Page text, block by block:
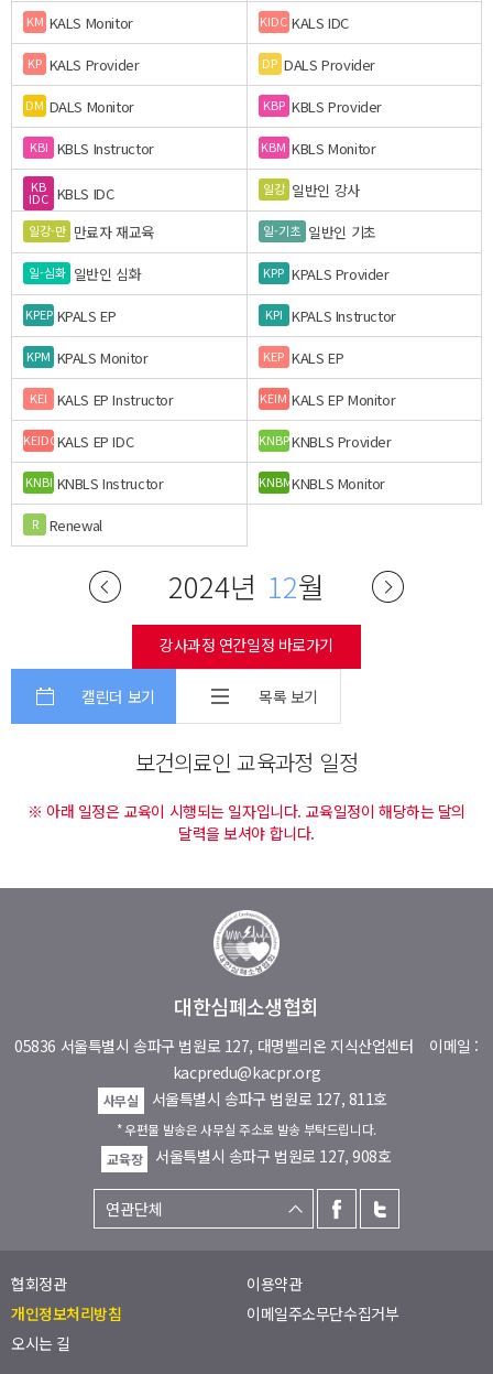
KM KALS Monitor KIDC KALS IDC
KP KALS Provider DP DALS Provider
DM DALS Monitor KBP KBLS Provider
KBI KBLS Instructor KBM KBLS Monitor
KB
IDC KBLS IDC 일강 일반인 강사
일강-만 만료자 재교육 일-기초 일반인 기초
일-심화 일반인 심화 KPP KPALS Provider
KPEP KPALS EP KPI KPALS Instructor
KPM KPALS Monitor KEP KALS EP
KEI KALS EP Instructor KEIM KALS EP Monitor
KEIDCKALS EP IDC KNBPKNBLS Provider
KNBI KNBLS Instructor KNBMKNBLS Monitor
R Renewal
2024년 12월
강사과정 연간일정 바로가기
캘린더 보기 목록 보기
보건의료인 교육과정 일정
※ 아래 일정은 교육이 시행되는 일자입니다. 교육일정이 해당하는 달의
달력을 보셔야 합니다.
대한심폐소생협회
05836 서울특별시 송파구 법원로 127, 대명벨리온 지식산업센터 이메일 :
kacpredu@kacpr.org
사무실 서울특별시 송파구 법원로 127, 811호
* 우편물 발송은 사무실 주소로 발송 부탁드립니다.
교육장
서울특별시 송파구 법원로 127, 908호
협회정관
이용약관
개인정보처리방침
이메일주소무단수집거부
오시는 길